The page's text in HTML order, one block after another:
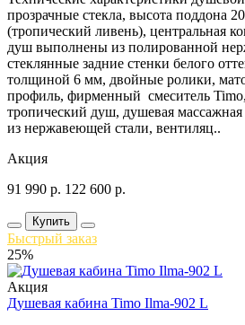
прозрачные стекла, высота поддона
(тропический ливень), центральная
душ выполнены из полированной
стеклянные задние стенки белого
толщиной 6 мм, двойные ролики,
профиль, фирменный смеситель
тропический душ, душевая
из нержавеющей стали, вентиляц..
Акция
91 990 р. 122 600 р.
Купить
Быстрый заказ
25%
Акция
Душевая кабина Timo Ilma-902 L